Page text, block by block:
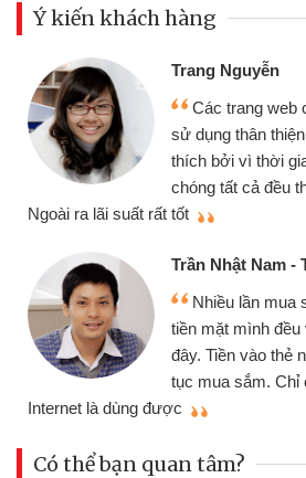
Ý kiến khách hàng
Trang Nguyễn
Các trang web
sử dụng thân
thích bởi vì thời
chóng tất cả đều
Ngoài ra lãi suất rất tốt
Trần Nhật Nam -
Nhiều lần mua
tiền mặt mình đều
đây. Tiền vào thẻ
tục mua sắm. Chỉ
Internet là dùng được
Có thể bạn quan tâm?